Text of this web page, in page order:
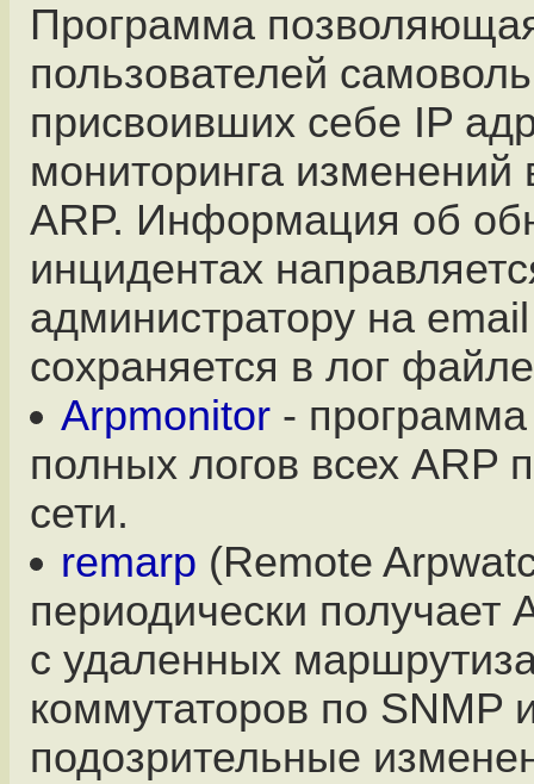
Программа
пользователей
присвоивших себе IP
мониторинга изменений
ARP. Информация об
инцидентах
администратору на
сохраняется в лог
Arpmonitor -
полных логов всех ARP
сети.
remarp (Remote
периодически получает
с удаленных
коммутаторов по SNMP
подозрительные